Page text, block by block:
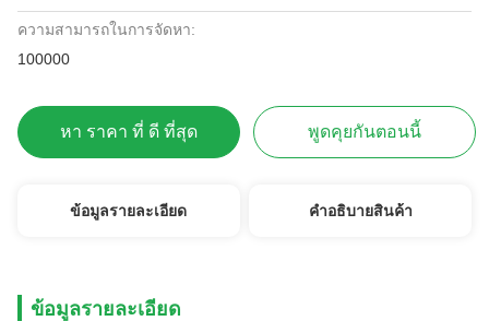
ความสามารถในการจัดหา:
100000
หา ราคา ที่ ดี ที่สุด พูดคุยกันตอนนี้
ข้อมูลรายละเอียด คําอธิบายสินค้า
ข้อมูลรายละเอียด